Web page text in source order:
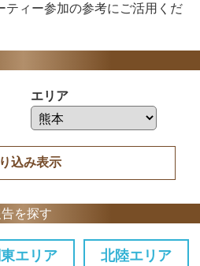
ティー参加の参考にご活用くだ
エリア
を探す
エリア 北陸エリア